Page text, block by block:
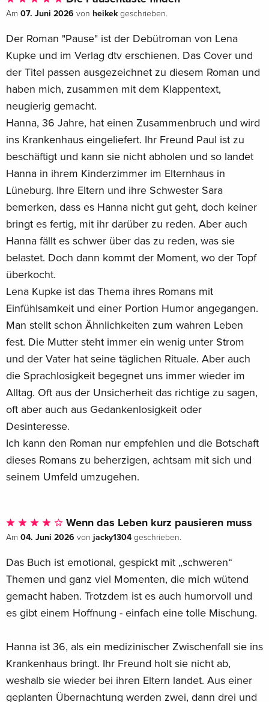
Am 07. Juni 2026 von heikekgeschrieben.
Der Roman "Pause" ist der Debütroman von Lena
Kupke und im Verlag dtv erschienen. Das Cover und
der Titel passen ausgezeichnet zu diesem Roman und
haben mich, zusammen mit dem Klappentext,
neugierig gemacht.
Hanna, 36 Jahre, hat einen Zusammenbruch und wird
ins Krankenhaus eingeliefert. Ihr Freund Paul ist zu
beschäftigt und kann sie nicht abholen und so landet
Hanna in ihrem Kinderzimmer im Elternhaus in
Lüneburg. Ihre Eltern und ihre Schwester Sara
bemerken, dass es Hanna nicht gut geht, doch keiner
bringt es fertig, mit ihr darüber zu reden. Aber auch
Hanna fällt es schwer über das zu reden, was sie
belastet. Doch dann kommt der Moment, wo der Topf
überkocht.
Lena Kupke ist das Thema ihres Romans mit
Einfühlsamkeit und einer Portion Humor angegangen.
Man stellt schon Ähnlichkeiten zum wahren Leben
fest. Die Mutter steht immer ein wenig unter Strom
und der Vater hat seine täglichen Rituale. Aber auch
die Sprachlosigkeit begegnet uns immer wieder im
Alltag. Oft aus der Unsicherheit das richtige zu sagen,
oft aber auch aus Gedankenlosigkeit oder
Desinteresse.
Ich kann den Roman nur empfehlen und die Botschaft
dieses Romans zu beherzigen, achtsam mit sich und
seinem Umfeld umzugehen.
Wenn das Leben kurz pausieren muss
Am 04. Juni 2026 von jacky1304 geschrieben.
Das Buch ist emotional, gespickt mit „schweren“
Themen und ganz viel Momenten, die mich wütend
gemacht haben. Trotzdem ist es auch humorvoll und
es gibt einem Hoffnung - einfach eine tolle Mischung.
Hanna ist 36, als ein medizinischer Zwischenfall sie ins
Krankenhaus bringt. Ihr Freund holt sie nicht ab,
weshalb sie wieder bei ihren Eltern landet. Aus einer
geplanten Übernachtung werden zwei, dann drei und